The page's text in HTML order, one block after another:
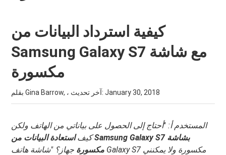
كيفية استرداد البيانات من
Samsung Galaxy S7 مع شاشة
مكسورة
بقلم Gina Barrow, ، آخر تحديث:January 30, 2018
المستخدم أ:"أحتاج إلى الحصول على بياناتي من الهاتف ولكن
كيفاستعادة البيانات من Samsung Galaxy S7 بشاشة
مكسورة جهاز؟"شاشة هاتف Galaxy S7 مكسورة ولا يمكنني